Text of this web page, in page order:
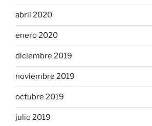
abril 2020
enero 2020
diciembre 2019
noviembre 2019
octubre 2019
julio 2019